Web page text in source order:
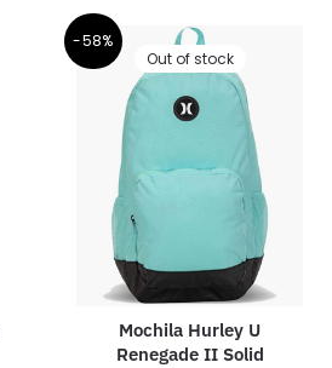
-58%
Out of stock
Mochila Hurley U
Renegade II Solid